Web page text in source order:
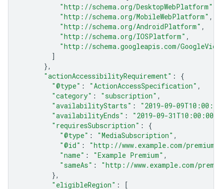
"http://schema.org/DesktopWebPlatform"
"http://schema.org/MobileWebPlatform" ,
"http://schema.org/AndroidPlatform" ,
"http://schema.org/IOSPlatform" ,
"http://schema.googleapis.com/
]
},
"actionAccessibilityRequirement" :
{
"@type" : "ActionAccessSpecification" ,
"category" : "subscription" ,
"availabilityStarts" :
"2019-09-
"availabilityEnds" :
"2019-09-31T10:00:00Z"
"requiresSubscription" :
{
"@type" : "MediaSubscription" ,
"@id" :
"http://www.example.com/
"name" : "Example Premium" ,
"sameAs" :
"http://www.example.com/
},
"eligibleRegion" :
[